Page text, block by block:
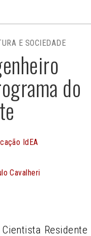
do
E SOCIEDADE
IdEA
Cavalheri
Residente